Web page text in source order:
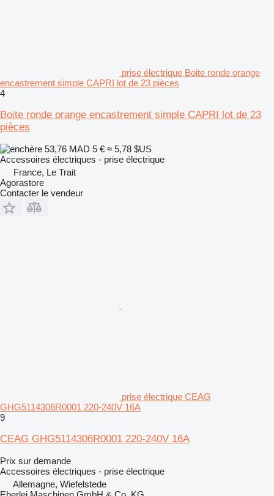
prise électrique Boite ronde orange
encastrement simple CAPRI lot de 23 pièces
4
Boite ronde orange encastrement simple CAPRI lot de 23
pièces
53,76 MAD 5 € ≈ 5,78 $US
Accessoires électriques - prise électrique
France, Le Trait
Agorastore
Contacter le vendeur
prise électrique CEAG
GHG5114306R0001 220-240V 16A
9
CEAG GHG5114306R0001 220-240V 16A
Prix sur demande
Accessoires électriques - prise électrique
Allemagne, Wiefelstede